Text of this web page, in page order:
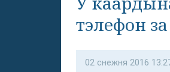
тэлефон
02 снежня 2016